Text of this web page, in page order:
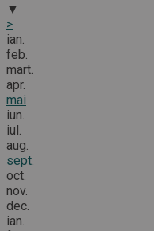
▼
>
ian.
feb.
mart.
apr.
mai
iun.
iul.
aug.
sept.
oct.
nov.
dec.
ian.